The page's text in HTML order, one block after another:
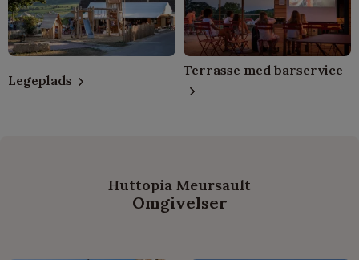
Legeplads
Terrasse med barservice
Huttopia Meursault
Omgivelser